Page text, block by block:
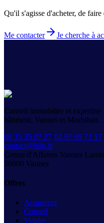
Qu'il s'agisse d'acheter, de
Me contacter Je cherche à
Conseil immobilier et expertise
bâtiment, Vannes et Morbihan.
06 35 35 07 27·02 97 69 71 17
contact@hiin.fr
Centre d'Affaires Vannes
56000 Vannes
Offres
Acquéreur
Conseil
Vendre